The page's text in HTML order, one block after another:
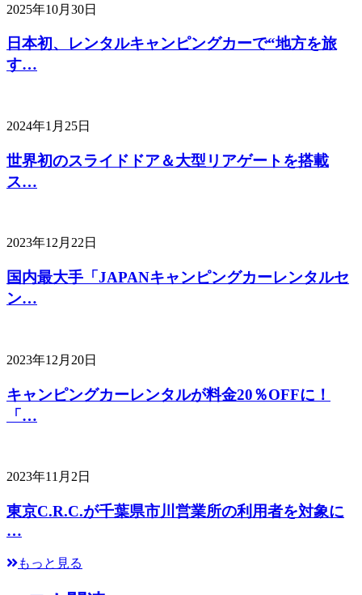
2025年10月30日
日本初、レンタルキャンピングカーで“地方を旅
す…
2024年1月25日
世界初のスライドドア＆大型リアゲートを搭載
ス…
2023年12月22日
国内最大手「JAPANキャンピングカーレンタルセ
ン…
2023年12月20日
キャンピングカーレンタルが料金20％OFFに！
「…
2023年11月2日
東京C.R.C.が千葉県市川営業所の利用者を対象に
…
もっと見る